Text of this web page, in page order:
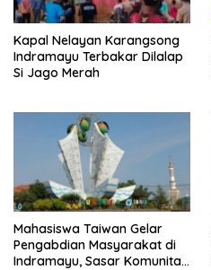
Kapal Nelayan Karangsong
Indramayu Terbakar Dilalap
Si Jago Merah
Mahasiswa Taiwan Gelar
Pengabdian Masyarakat di
Indramayu, Sasar Komunitas